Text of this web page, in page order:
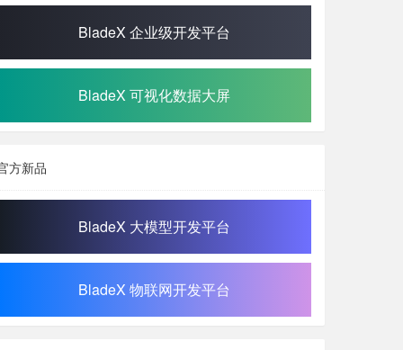
BladeX 企业级开发平台
BladeX 可视化数据大屏
方新品
BladeX 大模型开发平台
BladeX 物联网开发平台